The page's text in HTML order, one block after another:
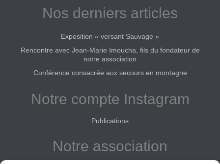
Nos derniers articles
Exposition « versant Sauvage »
Rencontre avec Jean-Marie Imoucha, fils du fondateur de
notre association
Conférence consacrée aux secours en montagne
Notre compte Instagram
Publications
Notre association